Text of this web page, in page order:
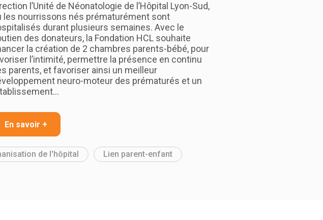
l’Unité de Néonatologie de l’Hôpital Lyon-Sud,
les nourrissons nés prématurément sont
durant plusieurs semaines. Avec le
des donateurs, la Fondation HCL souhaite
la création de 2 chambres parents-bébé, pour
l’intimité, permettre la présence en continu
parents, et favoriser ainsi un meilleur
neuro-moteur des prématurés et un
En savoir +
de l'hôpital
Lien parent-enfant